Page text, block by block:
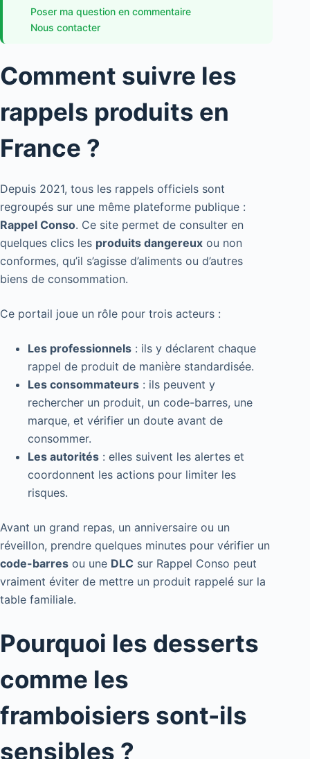
Poser ma question en commentaire
Nous contacter
Comment suivre les
rappels produits en
France ?
Depuis 2021, tous les rappels officiels sont
regroupés sur une même plateforme publique :
Rappel Conso. Ce site permet de consulter en
quelques clics les produits dangereux ou non
conformes, qu’il s’agisse d’aliments ou d’autres
biens de consommation.
Ce portail joue un rôle pour trois acteurs :
Les professionnels : ils y déclarent chaque
rappel de produit de manière standardisée.
Les consommateurs : ils peuvent y
rechercher un produit, un code-barres, une
marque, et vérifier un doute avant de
consommer.
Les autorités : elles suivent les alertes et
coordonnent les actions pour limiter les
risques.
Avant un grand repas, un anniversaire ou un
réveillon, prendre quelques minutes pour vérifier un
code-barres ou une DLC sur Rappel Conso peut
vraiment éviter de mettre un produit rappelé sur la
table familiale.
Pourquoi les desserts
comme les
framboisiers sont-ils
sensibles ?